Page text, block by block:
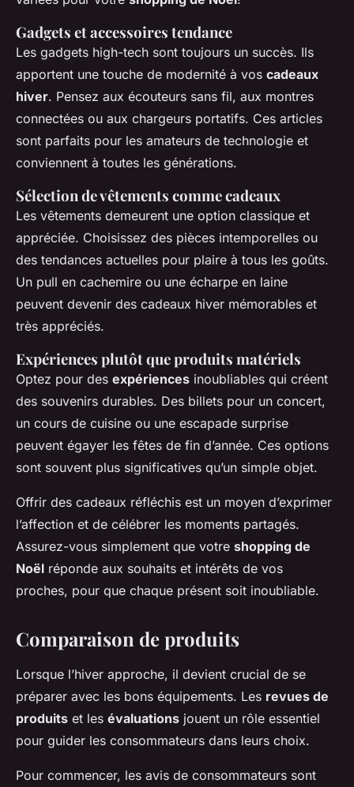
Gadgets et accessoires tendance
Les gadgets high-tech sont toujours un succès. Ils
apportent une touche de modernité à vos cadeaux
hiver. Pensez aux écouteurs sans fil, aux montres
connectées ou aux chargeurs portatifs. Ces articles
sont parfaits pour les amateurs de technologie et
conviennent à toutes les générations.
Sélection de vêtements comme cadeaux
Les vêtements demeurent une option classique et
appréciée. Choisissez des pièces intemporelles ou
des tendances actuelles pour plaire à tous les goûts.
Un pull en cachemire ou une écharpe en laine
peuvent devenir des cadeaux hiver mémorables et
très appréciés.
Expériences plutôt que produits matériels
Optez pour des expériences inoubliables qui créent
des souvenirs durables. Des billets pour un concert,
un cours de cuisine ou une escapade surprise
peuvent égayer les fêtes de fin d’année. Ces options
sont souvent plus significatives qu’un simple objet.
Offrir des cadeaux réfléchis est un moyen d’exprimer
l’affection et de célébrer les moments partagés.
Assurez-vous simplement que votre shopping de
Noël réponde aux souhaits et intérêts de vos
proches, pour que chaque présent soit inoubliable.
Comparaison de produits
Lorsque l’hiver approche, il devient crucial de se
préparer avec les bons équipements. Les revues de
produits et les évaluations jouent un rôle essentiel
pour guider les consommateurs dans leurs choix.
Pour commencer, les avis de consommateurs sont